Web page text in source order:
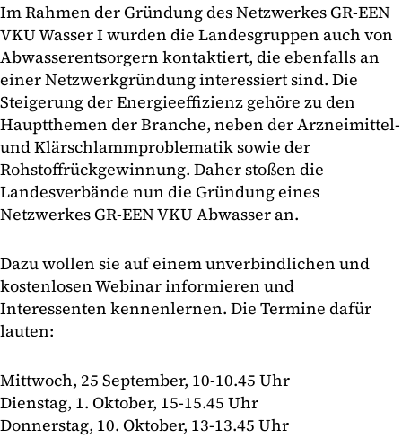
Im Rahmen der Gründung des Netzwerkes GR-EEN
VKU Wasser I wurden die Landesgruppen auch von
Abwasserentsorgern kontaktiert, die ebenfalls an
einer Netzwerkgründung interessiert sind. Die
Steigerung der Energieeffizienz gehöre zu den
Hauptthemen der Branche, neben der Arzneimittel-
und Klärschlammproblematik sowie der
Rohstoffrückgewinnung. Daher stoßen die
Landesverbände nun die Gründung eines
Netzwerkes GR-EEN VKU Abwasser an.
Dazu wollen sie auf einem unverbindlichen und
kostenlosen Webinar informieren und
Interessenten kennenlernen. Die Termine dafür
lauten:
Mittwoch, 25 September, 10-10.45 Uhr
Dienstag, 1. Oktober, 15-15.45 Uhr
Donnerstag, 10. Oktober, 13-13.45 Uhr